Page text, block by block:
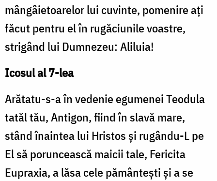
mângâietoarelor lui cuvinte, pomenire aţi
făcut pentru el în rugăciunile voastre,
strigând lui Dumnezeu: Aliluia!
Icosul al 7-lea
Arătatu-s-a în vedenie egumenei Teodula
tatăl tău, Antigon, fiind în slavă mare,
stând înaintea lui Hristos şi rugându-L pe
El să poruncească maicii tale, Fericita
Eupraxia, a lăsa cele pământeşti şi a se